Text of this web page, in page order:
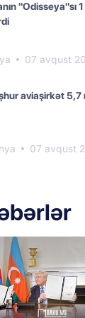
"Odisseya"sı
07 avqust
aviaşirkət 5,7
07 avqust